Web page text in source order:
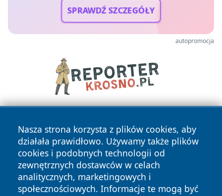
SPRAWDŹ SZCZEGÓŁY
autopromocja
Nasza strona korzysta z plików cookies, aby
działała prawidłowo. Używamy także plików
cookies i podobnych technologii od
zewnętrznych dostawców w celach
analitycznych, marketingowych i
społecznościowych. Informacje te mogą być
Copyright © 2026 24slupsk.pl Wszystkie prawa zastrzeżone.